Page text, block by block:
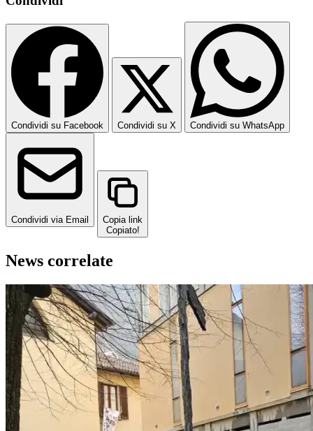
Condividi su Facebook Condividi su X Condividi su WhatsApp
Condividi via Email
Copia link
Copiato!
News correlate